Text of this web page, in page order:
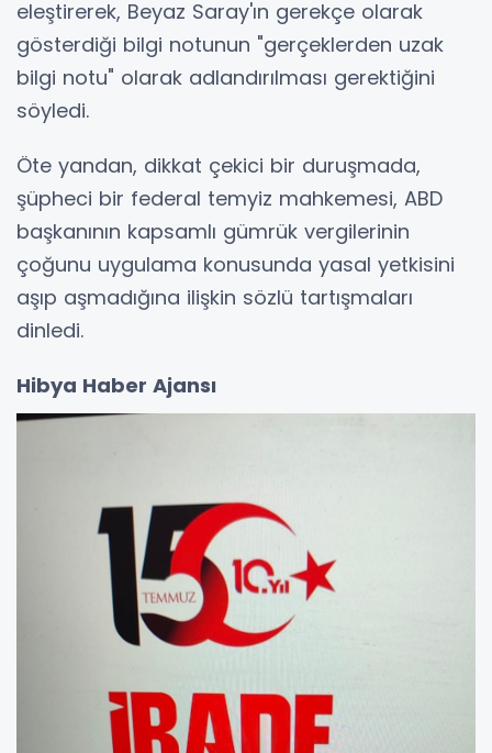
eleştirerek, Beyaz Saray'ın gerekçe olarak
gösterdiği bilgi notunun "gerçeklerden uzak
bilgi notu" olarak adlandırılması gerektiğini
söyledi.
Öte yandan, dikkat çekici bir duruşmada,
şüpheci bir federal temyiz mahkemesi, ABD
başkanının kapsamlı gümrük vergilerinin
çoğunu uygulama konusunda yasal yetkisini
aşıp aşmadığına ilişkin sözlü tartışmaları
dinledi.
Hibya Haber Ajansı